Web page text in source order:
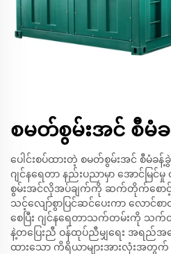
စမတ်စွမ်းအင် စီမံ
ပေါင်းစပ်ထားတဲ့ စမတ်စွမ်းအင် စီမံခ
ဂျင်နရေတာ နည်းပညာမှာ အောင်မြင်
စွမ်းအင်လိုအပ်ချက်ကို ဆက်တိုက်စော
သင့်လျော်စွာပြင်ဆင်ပေးကာ လောင်
စေပြီး ဂျင်နရေတာသက်တမ်းကို သက်
နဲ့တပြေးညီ ဝန်ထုပ်ညီမျှရေး အရည်အသွ
ထားသော ကိရိယာများအားလုံးအတွ